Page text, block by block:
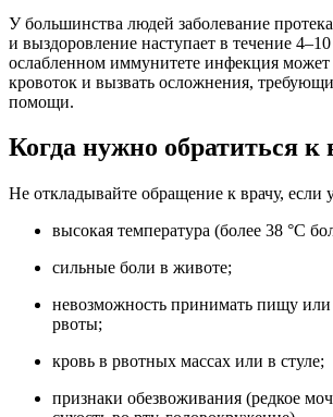
У большинства людей заболевание
и выздоровление наступает в течение
ослабленном иммунитете инфекция может
кровоток и вызвать осложнения,
помощи.
Когда нужно обратиться к
Не откладывайте обращение к врачу, если
высокая температура (более 38 °C
сильные боли в животе;
невозможность принимать пищу или
рвоты;
кровь в рвотных массах или в стуле;
признаки обезвоживания (редкое